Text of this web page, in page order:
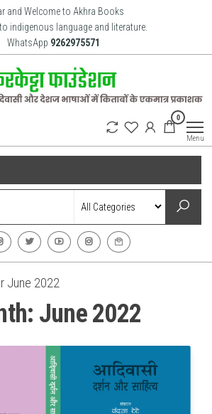
and Welcome to Akhra Books
indigenous language and literature.
WhatsApp 9262975571
0
Menu
June 2022
June 2022